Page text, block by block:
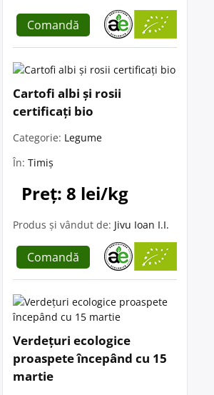
Comandă
Cartofi albi și rosii
certificați bio
Categorie: Legume
În: Timiș
Preț: 8 lei/kg
Produs și vândut de: Jivu Ioan I.I.
Comandă
Verdețuri ecologice
proaspete începând cu 15
martie